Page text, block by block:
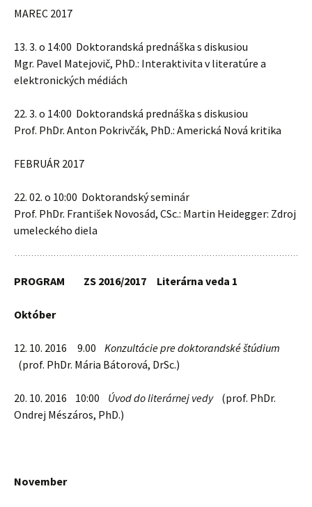
MAREC 2017
13. 3. o 14:00 Doktorandská prednáška s diskusiou
Mgr. Pavel Matejovič, PhD.: Interaktivita v literatúre a
elektronických médiách
22. 3. o 14:00 Doktorandská prednáška s diskusiou
Prof. PhDr. Anton Pokrivčák, PhD.: Americká Nová kritika
FEBRUÁR 2017
22. 02. o 10:00 Doktorandský seminár
Prof. PhDr. František Novosád, CSc.: Martin Heidegger: Zdroj
umeleckého diela
PROGRAM ZS 2016/2017 Literárna veda 1
Október
12. 10. 2016 9.00 Konzultácie pre doktorandské štúdium
(prof. PhDr. Mária Bátorová, DrSc.)
20. 10. 2016 10:00 Úvod do literárnej vedy(prof. PhDr.
Ondrej Mészáros, PhD.)
November